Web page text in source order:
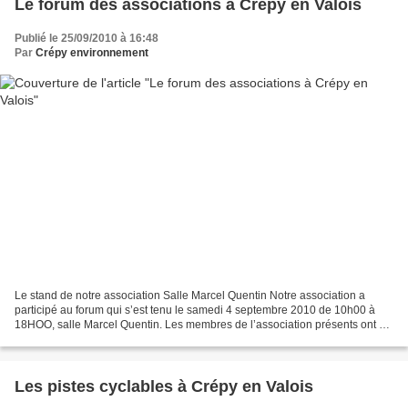
Le forum des associations à Crépy en Valois
Publié le 25/09/2010 à 16:48
Par Crépy environnement
Le stand de notre association Salle Marcel Quentin Notre association a
participé au forum qui s’est tenu le samedi 4 septembre 2010 de 10h00 à
18HOO, salle Marcel Quentin. Les membres de l’association présents ont pu
Les pistes cyclables à Crépy en Valois